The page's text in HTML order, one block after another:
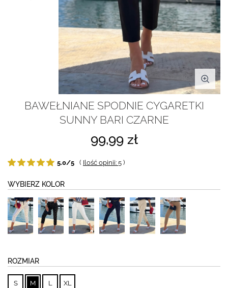
BAWEŁNIANE SPODNIE CYGARETKI
SUNNY BARI CZARNE
99,99 zł
5.0/5 ( Ilość opinii: 5 )
WYBIERZ KOLOR
ROZMIAR
S M L XL